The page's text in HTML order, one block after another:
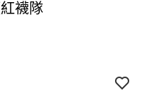
襪隊